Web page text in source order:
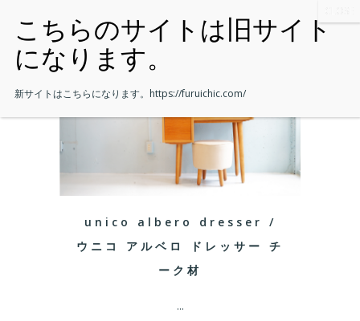
unico albero dresser /
ウニコ アルベロ ドレッサー チ
ーク材
...
新サイトはこちらになります。 https://furuichic.com/